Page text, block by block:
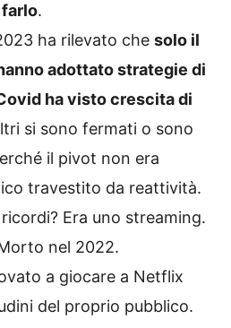
farlo.
ha rilevato che solo il
adottato strategie di
ha visto crescita di
si sono fermati o sono
il pivot non era
travestito da reattività.
Era uno streaming.
nel 2022.
a giocare a Netflix
del proprio pubblico.